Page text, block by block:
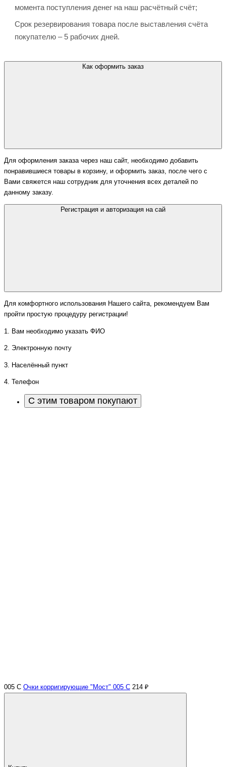
момента поступления денег на наш расчётный счёт;
Срок резервирования товара после выставления счёта
покупателю – 5 рабочих дней.
Как оформить заказ
Для оформления заказа через наш сайт, необходимо добавить
понравившиеся товары в корзину, и оформить заказ, после чего с
Вами свяжется наш сотрудник для уточнения всех деталей по
данному заказу.
Регистрация и авторизация на сай
Для комфортного использования Нашего сайта, рекомендуем Вам
пройти простую процедуру регистрации!
1. Вам необходимо указать ФИО
2. Электронную почту
3. Населённый пункт
4. Телефон
С этим товаром покупают
005 С Очки корригирующие "Мост" 005 С 214 ₽